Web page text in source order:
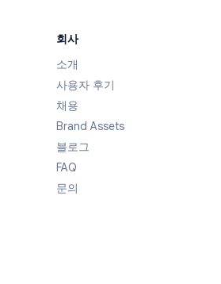
회사
소개
사용자 후기
채용
Brand Assets
블로그
FAQ
문의